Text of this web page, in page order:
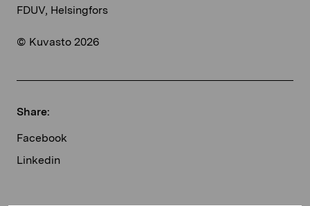
FDUV, Helsingfors
© Kuvasto 2026
Share:
Facebook
Linkedin